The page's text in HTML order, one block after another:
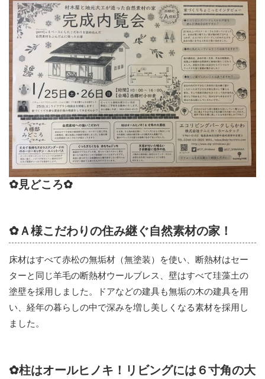
✿見どころ✿
✿Ａ様こだわりの住み継ぐ自然素材の家！
床材はすべて赤松の無垢材（無塗装）を使い、断熱材はセー
ターと同じ羊毛の断熱材ウールブレス、壁はすべて珪藻土の
塗壁を採用しました。ドアなどの建具も無垢の木の建具を用
い、経年の暮らしの中で深みを増し美しくなる素材を採用し
ました。
✿柱はオールヒノキ！リビングには６寸角の大